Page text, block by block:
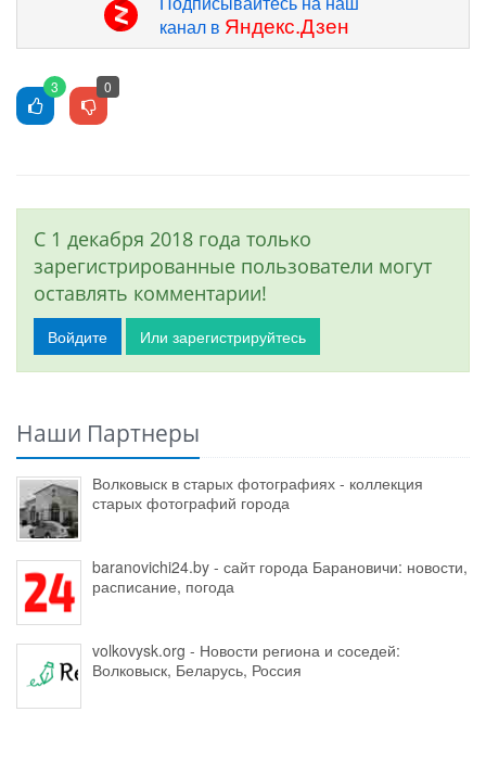
канал в Яндекс.Дзен
3 0
С 1 декабря 2018 года только
зарегистрированные пользователи могут
оставлять комментарии!
Войдите Или зарегистрируйтесь
Наши Партнеры
Волковыск в старых фотографиях - коллекция
старых фотографий города
baranovichi24.by - сайт города Барановичи: новости,
расписание, погода
volkovysk.org - Новости региона и соседей:
Волковыск, Беларусь, Россия